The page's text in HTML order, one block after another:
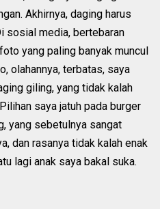
Akhirnya, daging harus
sosial media, bertebaran
yang paling banyak muncul
olahannya, terbatas, saya
giling, yang tidak kalah
saya jatuh pada burger
yang sebetulnya sangat
dan rasanya tidak kalah enak
lagi anak saya bakal suka.